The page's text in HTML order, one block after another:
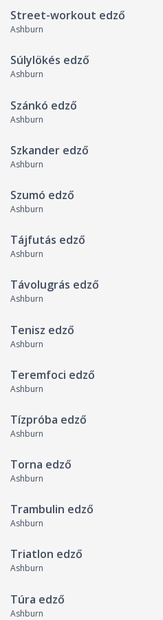
Street-workout edző
Ashburn
Súlylökés edző
Ashburn
Szánkó edző
Ashburn
Szkander edző
Ashburn
Szumó edző
Ashburn
Tájfutás edző
Ashburn
Távolugrás edző
Ashburn
Tenisz edző
Ashburn
Teremfoci edző
Ashburn
Tízpróba edző
Ashburn
Torna edző
Ashburn
Trambulin edző
Ashburn
Triatlon edző
Ashburn
Túra edző
Ashburn